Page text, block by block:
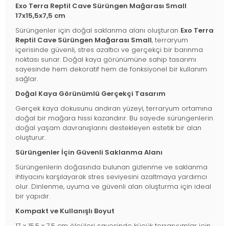
Exo Terra Reptil Cave Sürüngen Mağarası Small
17x15,5x7,5 cm
Sürüngenler için doğal saklanma alanı oluşturan Exo Terra
Reptil Cave Sürüngen Mağarası Small, terraryum
içerisinde güvenli, stres azaltıcı ve gerçekçi bir barınma
noktası sunar. Doğal kaya görünümüne sahip tasarımı
sayesinde hem dekoratif hem de fonksiyonel bir kullanım
sağlar.
Doğal Kaya Görünümlü Gerçekçi Tasarım
Gerçek kaya dokusunu andıran yüzeyi, terraryum ortamına
doğal bir mağara hissi kazandırır. Bu sayede sürüngenlerin
doğal yaşam davranışlarını destekleyen estetik bir alan
oluşturur.
Sürüngenler İçin Güvenli Saklanma Alanı
Sürüngenlerin doğasında bulunan gizlenme ve saklanma
ihtiyacını karşılayarak stres seviyesini azaltmaya yardımcı
olur. Dinlenme, uyuma ve güvenli alan oluşturma için ideal
bir yapıdır.
Kompakt ve Kullanışlı Boyut